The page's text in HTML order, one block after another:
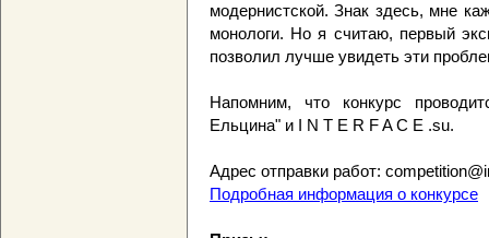
модернистской. Знак здесь, мне
монологи. Но я считаю, первый
позволил лучше увидеть эти
Напомним, что конкурс
Ельцина" и I N T E R F A C E .su.
Адрес отправки работ:
Подробная информация о конкурсе